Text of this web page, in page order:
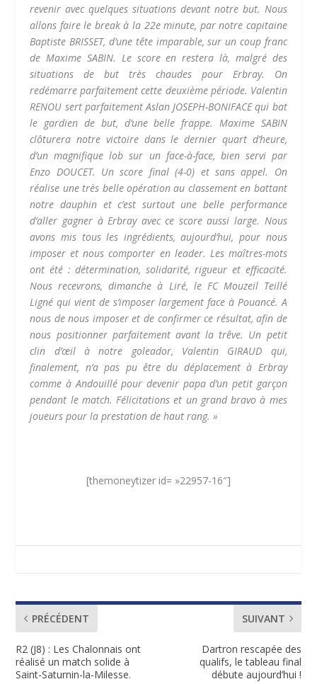
revenir avec quelques situations devant notre but. Nous
allons faire le break à la 22e minute, par notre capitaine
Baptiste BRISSET, d’une tête imparable, sur un coup franc
de Maxime SABIN. Le score en restera là, malgré des
situations de but très chaudes pour Erbray. On
redémarre parfaitement cette deuxième période. Valentin
RENOU sert parfaitement Aslan JOSEPH-BONIFACE qui bat
le gardien de but, d’une belle frappe. Maxime SABIN
clôturera notre victoire dans le dernier quart d’heure,
d’un magnifique lob sur un face-à-face, bien servi par
Enzo DOUCET. Un score final (4-0) et sans appel. On
réalise une très belle opération au classement en battant
notre dauphin et c’est surtout une belle performance
d’aller gagner à Erbray avec ce score aussi large. Nous
avons mis tous les ingrédients, aujourd’hui, pour nous
imposer et nous comporter en leader. Les maîtres-mots
ont été : détermination, solidarité, rigueur et efficacité.
Nous recevrons, dimanche à Liré, le FC Mouzeil Teillé
Ligné qui vient de s’imposer largement face à Pouancé. A
nous de nous imposer et de confirmer ce résultat, afin de
nous positionner parfaitement avant la trêve. Un petit
clin d’œil à notre goleador, Valentin GIRAUD qui,
finalement, n’a pas pu être du déplacement à Erbray
comme à Andouillé pour devenir papa d’un petit garçon
pendant le match. Félicitations et un grand bravo à mes
joueurs pour la prestation de haut rang. »
[themoneytizer id= »22957-16″]
PRÉCÉDENT
R2 (J8) : Les Chalonnais ont
réalisé un match solide à
Saint-Saturnin-la-Milesse.
SUIVANT
Dartron rescapée des
qualifs, le tableau final
débute aujourd’hui !